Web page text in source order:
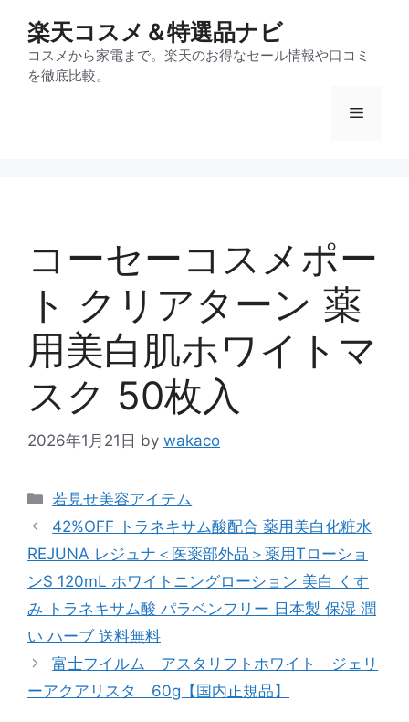
楽天コスメ＆特選品ナビ
コスメから家電まで。楽天のお得なセール情報や口コミ
を徹底比較。
メ
コーセーコスメポー
ト クリアターン 薬
用美白肌ホワイトマ
スク 50枚入
2026年1月21日 by wakaco
カ
テ
リ
ー
若見せ美容アイテム
42%OFF トラネキサム酸配合 薬用美白化粧水
REJUNA レジュナ＜医薬部外品＞薬用Tローショ
ンS 120mL ホワイトニングローション 美白 くす
み トラネキサム酸 パラベンフリー 日本製 保湿 潤
い ハーブ 送料無料
富士フイルム アスタリフトホワイト ジェリ
ーアクアリスタ 60g【国内正規品】